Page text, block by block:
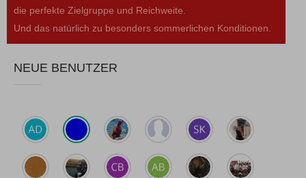
die perfekte Zielgruppe und Reichweite.
Und das natürlich zu besonders sommerlichen Konditionen.
NEUE BENUTZER